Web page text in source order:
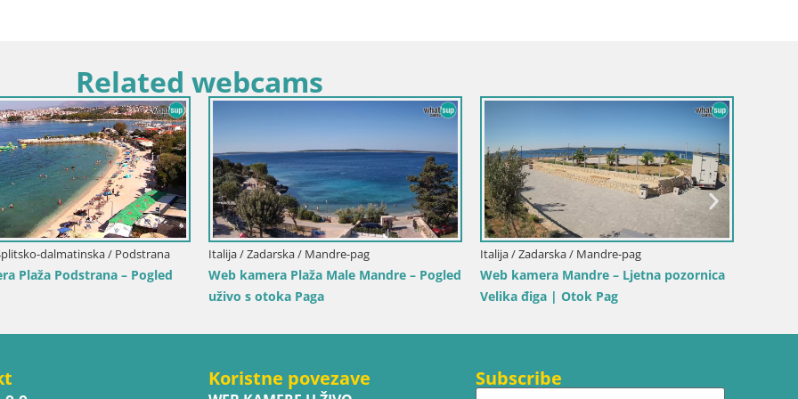
Related webcams
Italija / Sardinija / Muravera
Web kamera Piscina Rei – Pogled uživo iz
Italija / Sicilija / Trapani
Web kamera Isole dello Stagnone –
Duotone Pro Center
Italija / Sardinija / Golfo Aranci
Web kamera Terza Spiaggia Golfo
– Pogled uživo na plažu
Koristne povezave Subscribe